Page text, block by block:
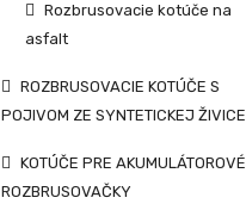
Rozbrusovacie kotúče na
asfalt
ROZBRUSOVACIE KOTÚČE S
POJIVOM ZE SYNTETICKEJ ŽIVICE
KOTÚČE PRE AKUMULÁTOROVÉ
ROZBRUSOVAČKY